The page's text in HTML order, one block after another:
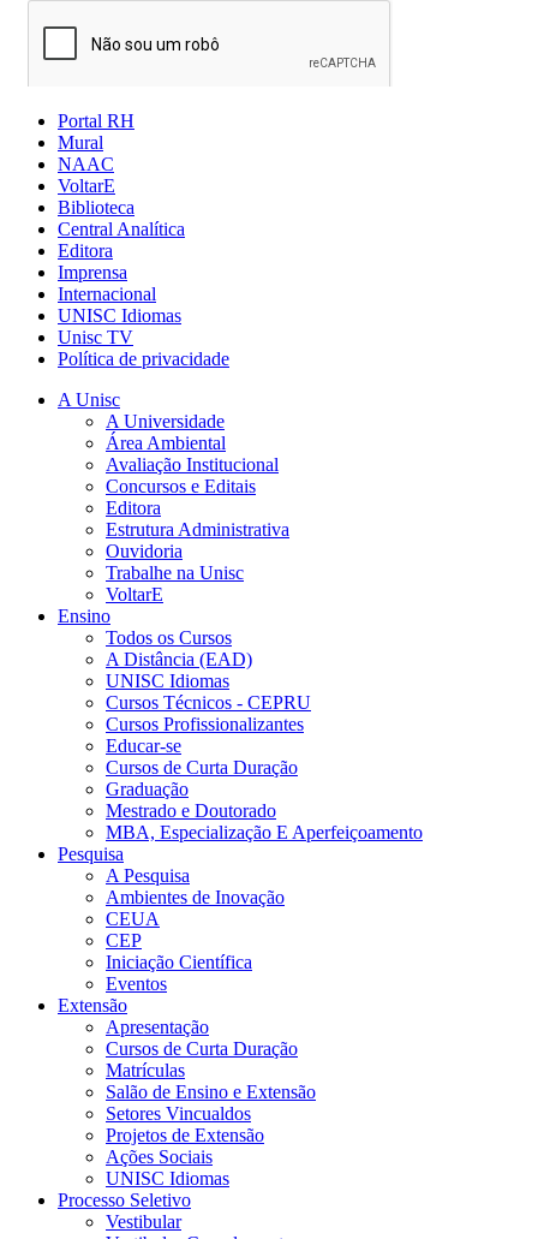
Portal RH
Mural
NAAC
VoltarE
Biblioteca
Central Analítica
Editora
Imprensa
Internacional
UNISC Idiomas
Unisc TV
Política de privacidade
A Unisc
A Universidade
Área Ambiental
Avaliação Institucional
Concursos e Editais
Editora
Estrutura Administrativa
Ouvidoria
Trabalhe na Unisc
VoltarE
Ensino
Todos os Cursos
A Distância (EAD)
UNISC Idiomas
Cursos Técnicos - CEPRU
Cursos Profissionalizantes
Educar-se
Cursos de Curta Duração
Graduação
Mestrado e Doutorado
MBA, Especialização E Aperfeiçoamento
Pesquisa
A Pesquisa
Ambientes de Inovação
CEUA
CEP
Iniciação Científica
Eventos
Extensão
Apresentação
Cursos de Curta Duração
Matrículas
Salão de Ensino e Extensão
Setores Vincualdos
Projetos de Extensão
Ações Sociais
UNISC Idiomas
Processo Seletivo
Vestibular